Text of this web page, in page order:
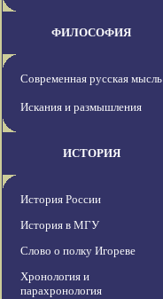
ФИЛОСОФИЯ
Современная русская мысль
Искания и размышления
ИСТОРИЯ
История России
История в МГУ
Слово о полку Игореве
Хронология и
парахронология